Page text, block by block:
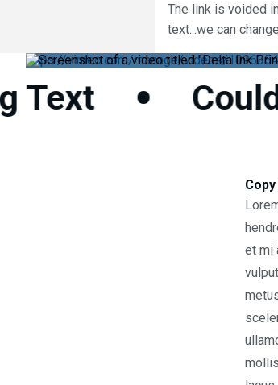
The link is voided
text...we can
https://vimeo.com/manage/videos/
Could
et mi